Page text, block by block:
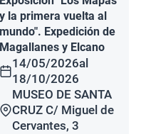
y la primera vuelta al
mundo". Expedición de
Magallanes y Elcano
14/05/2026al
18/10/2026
MUSEO DE SANTA
CRUZ C/ Miguel de
Cervantes, 3